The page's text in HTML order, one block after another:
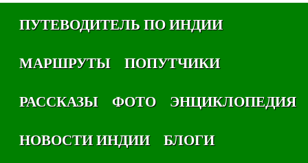
ПУТЕВОДИТЕЛЬ ПО ИНДИИ
МАРШРУТЫ
ПОПУТЧИКИ
РАССКАЗЫ
ФОТО
ЭНЦИКЛОПЕДИЯ
НОВОСТИ ИНДИИ
БЛОГИ